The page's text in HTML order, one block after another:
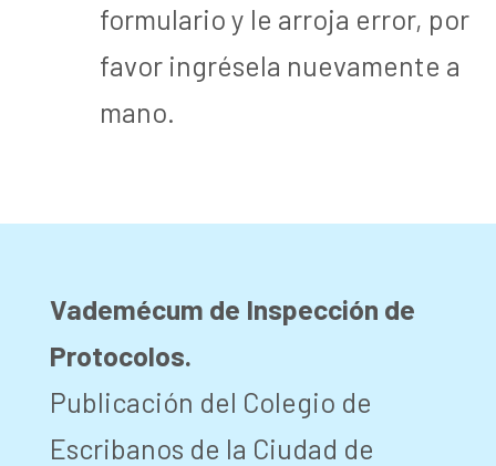
formulario y le arroja error, por
favor ingrésela nuevamente a
mano.
Vademécum de Inspección de
Protocolos.
Publicación del Colegio de
Escribanos de la Ciudad de